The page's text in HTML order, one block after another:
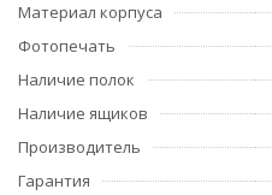
Материал корпуса
Фотопечать
Наличие полок
Наличие ящиков
Производитель
Гарантия